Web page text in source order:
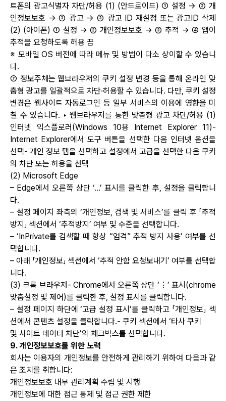
트폰의 광고식별자 차단/허용 (1) (안드로이드) ① 설정 → ② 개
인정보보호 → ③ 광고 → ③ 광고 ID 재설정 또는 광고ID 삭제
(2) (아이폰) ① 설정 → ② 개인정보보호 → ③ 추적 → ④ 앱이
추적을 요청하도록 허용 끔
※ 모바일 OS 버전에 따라 메뉴 및 방법이 다소 상이할 수 있습니
다.
⑦ 정보주체는 웹브라우저의 쿠키 설정 변경 등을 통해 온라인 맞
춤형 광고를 일괄적으로 차단·허용할 수 있습니다. 다만, 쿠키 설정
변경은 웹사이트 자동로그인 등 일부 서비스의 이용에 영향을 미
칠 수 있습니다. ‣ 웹브라우저를 통한 맞춤형 광고 차단/허용 (1)
인터넷 익스플로러(Windows 10용 Internet Explorer 11)-
Internet Explorer에서 도구 버튼을 선택한 다음 인터넷 옵션을
선택- 개인 정보 탭을 선택하고 설정에서 고급을 선택한 다음 쿠키
의 차단 또는 허용을 선택
(2) Microsoft Edge
– Edge에서 오른쪽 상단 ‘…’ 표시를 클릭한 후, 설정을 클릭합니
다.
– 설정 페이지 좌측의 ‘개인정보, 검색 및 서비스’를 클릭 후 「추적
방지」 섹션에서 ‘추적방지’ 여부 및 수준을 선택합니다.
– ‘InPrivate를 검색할 때 항상 “엄격” 추적 방지 사용’ 여부를 선
택합니다.
– 아래 「개인정보」 섹션에서 ‘추적 안함 요청보내기’ 여부를 선택합
니다.
(3) 크롬 브라우저- Chrome에서 오른쪽 상단 ‘⋮’ 표시(chrome
맞춤설정 및 제어)를 클릭한 후, 설정 표시를 클릭합니다.
– 설정 페이지 하단에 ‘고급 설정 표시’를 클릭하고 「개인정보」 섹
션에서 콘텐츠 설정을 클릭합니다.- 쿠키 섹션에서 ‘타사 쿠키
및 사이트 데이터 차단’의 체크박스를 선택합니다.
9. 개인정보보호를 위한 노력
회사는 이용자의 개인정보를 안전하게 관리하기 위하여 다음과 같
은 조치를 취합니다:
개인정보보호 내부 관리계획 수립 및 시행
개인정보에 대한 접근 통제 및 접근 권한 제한